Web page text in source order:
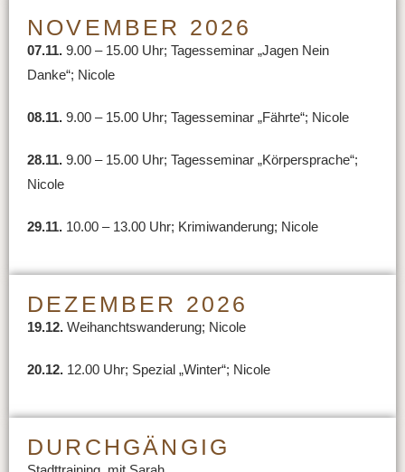
NOVEMBER 2026
07.11. 9.00 – 15.00 Uhr; Tagesseminar „Jagen Nein
Danke“; Nicole
08.11. 9.00 – 15.00 Uhr; Tagesseminar „Fährte“; Nicole
28.11. 9.00 – 15.00 Uhr; Tagesseminar „Körpersprache“;
Nicole
29.11. 10.00 – 13.00 Uhr; Krimiwanderung; Nicole
DEZEMBER 2026
19.12. Weihanchtswanderung; Nicole
20.12. 12.00 Uhr; Spezial „Winter“; Nicole
DURCHGÄNGIG